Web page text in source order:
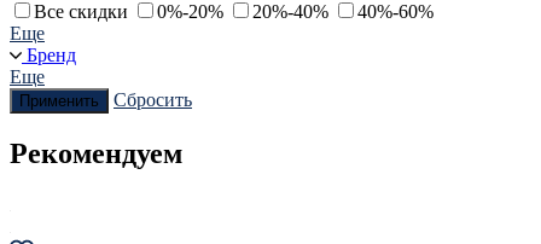
Все скидки
0%-20% 20%-40%
40%-60%
Еще
Бренд
Еще
Применить Сбросить
Рекомендуем